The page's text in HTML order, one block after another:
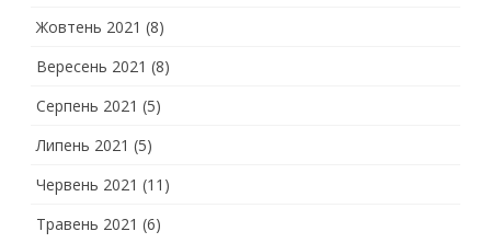
Жовтень 2021 (8)
Вересень 2021 (8)
Серпень 2021 (5)
Липень 2021 (5)
Червень 2021 (11)
Травень 2021 (6)